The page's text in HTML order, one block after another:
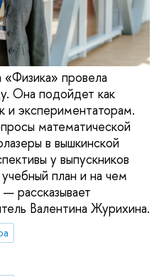
провела
Она подойдет как
и экспериментаторам.
математической
в вышкинской
у выпускников
план и на чем
рассказывает
Валентина Журихина.